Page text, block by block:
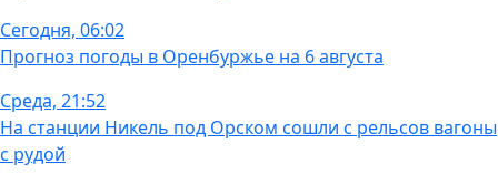
Сегодня, 06:02
Прогноз погоды в Оренбуржье на 6 августа
Среда, 21:52
На станции Никель под Орском сошли с рельсов вагоны
с рудой